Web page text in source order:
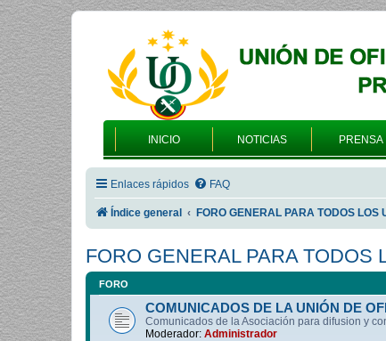
INICIO NOTICIAS PRENSA
Enlaces rápidos FAQ
Índice general FORO GENERAL PARA TODOS LOS
FORO GENERAL PARA TODOS
FORO
COMUNICADOS DE LA UNIÓN DE
Comunicados de la Asociación para difusion y
Moderador: Administrador